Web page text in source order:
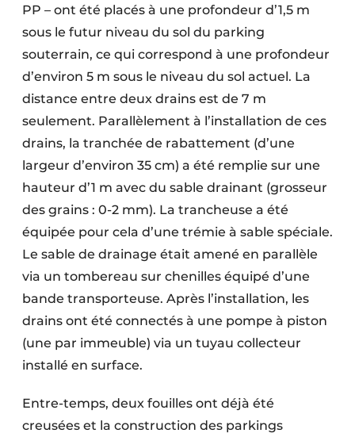
PP – ont été placés à une profondeur d’1,5 m
sous le futur niveau du sol du parking
souterrain, ce qui correspond à une profondeur
d’environ 5 m sous le niveau du sol actuel. La
distance entre deux drains est de 7 m
seulement. Parallèlement à l’installation de ces
drains, la tranchée de rabattement (d’une
largeur d’environ 35 cm) a été remplie sur une
hauteur d’1 m avec du sable drainant (grosseur
des grains : 0-2 mm). La trancheuse a été
équipée pour cela d’une trémie à sable spéciale.
Le sable de drainage était amené en parallèle
via un tombereau sur chenilles équipé d’une
bande transporteuse. Après l’installation, les
drains ont été connectés à une pompe à piston
(une par immeuble) via un tuyau collecteur
installé en surface.
Entre-temps, deux fouilles ont déjà été
creusées et la construction des parkings